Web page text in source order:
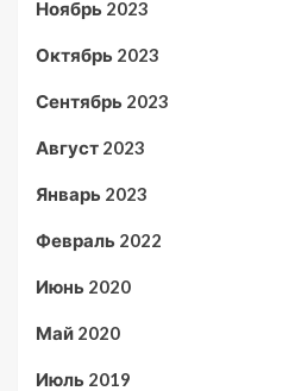
Ноябрь 2023
Октябрь 2023
Сентябрь 2023
Август 2023
Январь 2023
Февраль 2022
Июнь 2020
Май 2020
Июль 2019